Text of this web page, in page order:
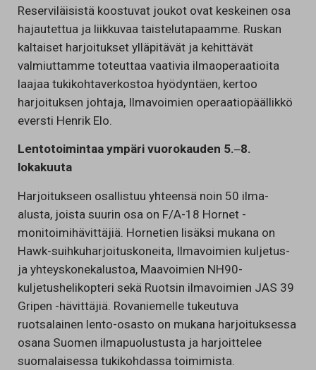
Reserviläisistä koostuvat joukot ovat keskeinen osa
hajautettua ja liikkuvaa taistelutapaamme. Ruskan
kaltaiset harjoitukset ylläpitävät ja kehittävät
valmiuttamme toteuttaa vaativia ilmaoperaatioita
laajaa tukikohtaverkostoa hyödyntäen, kertoo
harjoituksen johtaja, Ilmavoimien operaatiopäällikkö
eversti Henrik Elo.
Lentotoimintaa ympäri vuorokauden 5.‒8.
lokakuuta
Harjoitukseen osallistuu yhteensä noin 50 ilma-
alusta, joista suurin osa on F/A-18 Hornet -
monitoimihävittäjiä. Hornetien lisäksi mukana on
Hawk-suihkuharjoituskoneita, Ilmavoimien kuljetus-
ja yhteyskonekalustoa, Maavoimien NH90-
kuljetushelikopteri sekä Ruotsin ilmavoimien JAS 39
Gripen -hävittäjiä. Rovaniemelle tukeutuva
ruotsalainen lento-osasto on mukana harjoituksessa
osana Suomen ilmapuolustusta ja harjoittelee
suomalaisessa tukikohdassa toimimista.